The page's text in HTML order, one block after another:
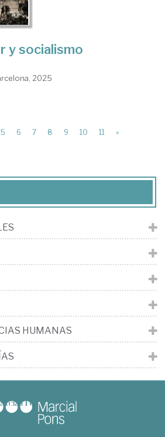
y socialismo
2025
5 6 7 8 9 10 11 »
HUMANAS